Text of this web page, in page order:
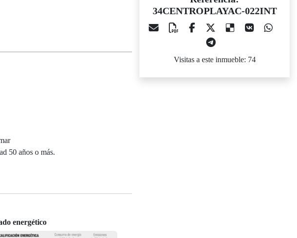
50 años o más.
energético
34CENTROPLAYAC-022INT
Visitas a este inmueble: 74